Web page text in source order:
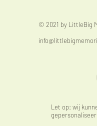
© 2021 by LittleBig
Let op: wij